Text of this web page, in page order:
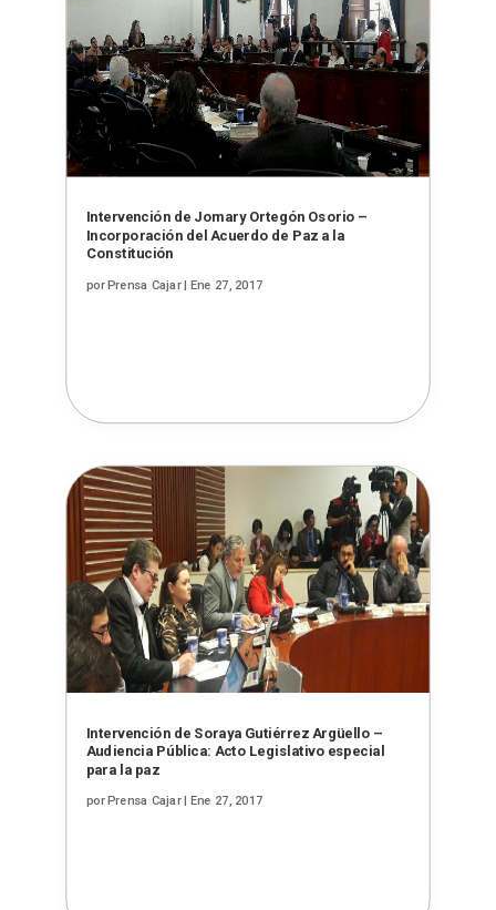
Intervención de Jomary Ortegón Osorio –
Incorporación del Acuerdo de Paz a la
Constitución
porPrensa Cajar| Ene 27, 2017
Intervención de Soraya Gutiérrez Argüello –
Audiencia Pública: Acto Legislativo especial
para la paz
porPrensa Cajar| Ene 27, 2017